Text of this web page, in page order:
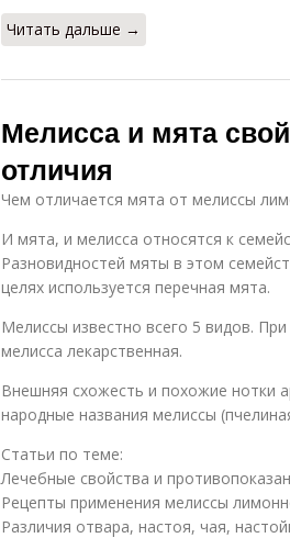
Читать дальше →
Мелисса и мята
отличия
Чем отличается мята от мелиссы
И мята, и мелисса относятся к
Разновидностей мяты в этом
целях используется перечная мята.
Мелиссы известно всего 5 видов.
мелисса лекарственная.
Внешняя схожесть и похожие нотки
народные названия мелиссы
Статьи по теме:
Лечебные свойства и
Рецепты применения мелиссы
Различия отвара, настоя, чая,